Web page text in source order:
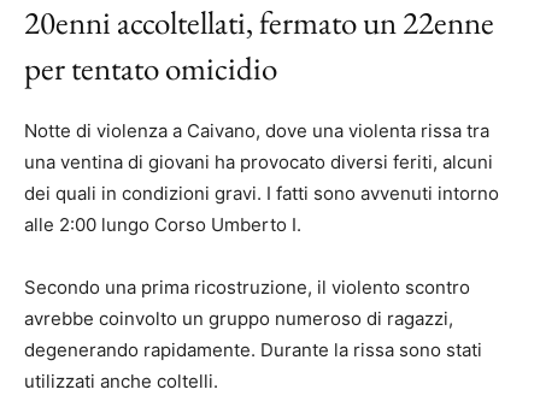
20enni accoltellati, fermato un 22enne
per tentato omicidio
Notte di violenza a Caivano, dove una violenta rissa tra
una ventina di giovani ha provocato diversi feriti, alcuni
dei quali in condizioni gravi. I fatti sono avvenuti intorno
alle 2:00 lungo Corso Umberto I.
Secondo una prima ricostruzione, il violento scontro
avrebbe coinvolto un gruppo numeroso di ragazzi,
degenerando rapidamente. Durante la rissa sono stati
utilizzati anche coltelli.